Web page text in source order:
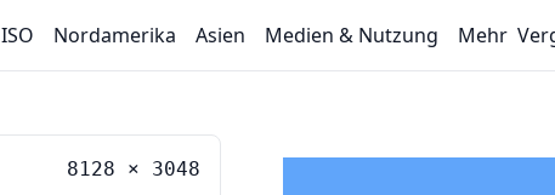
ISO Nordamerika Asien Medien & Nutzung Mehr
8128 × 3048